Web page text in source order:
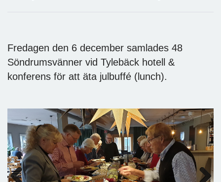
Fredagen den 6 december samlades 48
Söndrumsvänner vid Tylebäck hotell &
konferens för att äta julbuffé (lunch).